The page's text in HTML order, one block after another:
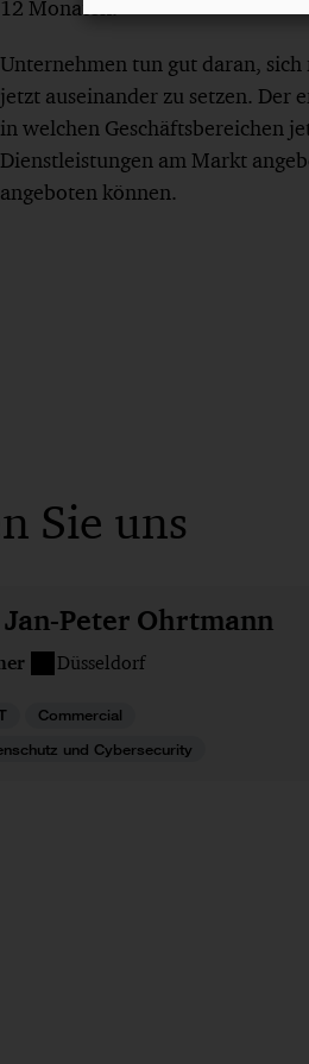
12 Monaten.
Unternehmen tun gut daran,
jetzt auseinander zu setzen. Der
in welchen Geschäftsbereichen
Dienstleistungen am Markt
angeboten können.
Sie uns
Jan-Peter Ohrtmann
Düsseldorf
Commercial
und Cybersecurity